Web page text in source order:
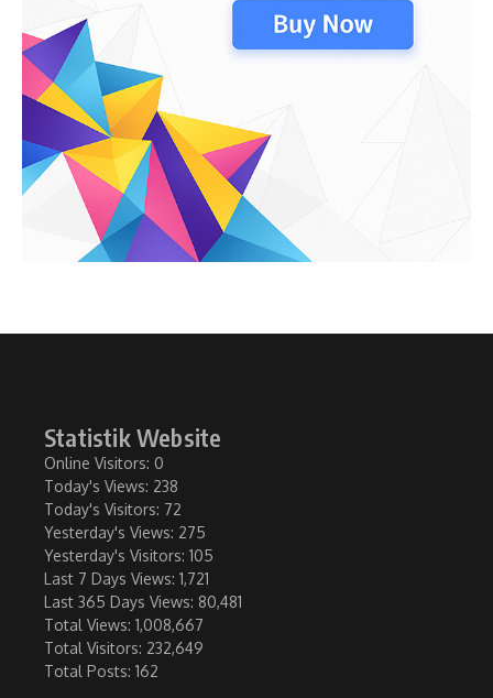
Statistik Website
Online Visitors: 0
Today's Views: 238
Today's Visitors: 72
Yesterday's Views: 275
Yesterday's Visitors: 105
Last 7 Days Views: 1,721
Last 365 Days Views: 80,481
Total Views: 1,008,667
Total Visitors: 232,649
Total Posts: 162